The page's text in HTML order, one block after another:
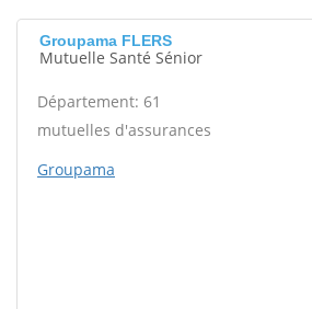
Groupama FLERS
Mutuelle Santé Sénior
Département: 61
mutuelles d'assurances
Groupama